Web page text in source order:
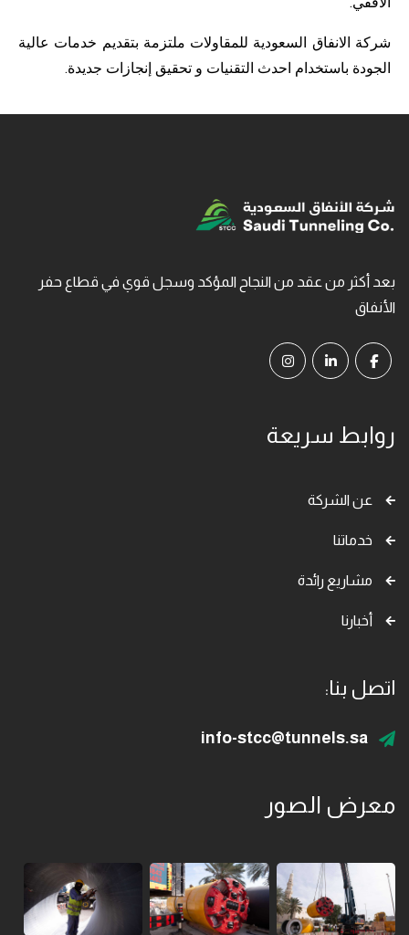
شركة الانفاق السعودية للمقاولات ملتزمة بتقديم خدمات عالية
الجودة باستخدام احدث التقنيات و تحقيق إنجازات جديدة.
بعد أكثر من عقد من النجاح المؤكد وسجل قوي في قطاع حفر
الأنفاق
روابط سريعة
عن الشركة
خدماتنا
مشاريع رائدة
أخبارنا
اتصل بنا:
info-stcc@tunnels.sa
معرض الصور